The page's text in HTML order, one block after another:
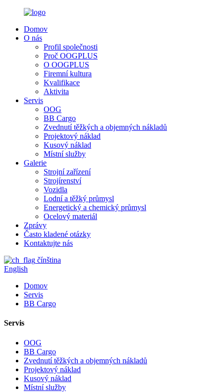
Domov
O nás
Profil společnosti
Proč OOGPLUS
O OOGPLUS
Firemní kultura
Kvalifikace
Aktivita
Servis
OOG
BB Cargo
Zvednutí těžkých a objemných nákladů
Projektový náklad
Kusový náklad
Místní služby
Galerie
Strojní zařízení
Strojírenství
Vozidla
Lodní a těžký průmysl
Energetický a chemický průmysl
Ocelový materiál
Zprávy
Často kladené otázky
Kontaktujte nás
čínština
English
Domov
Servis
BB Cargo
Servis
OOG
BB Cargo
Zvednutí těžkých a objemných nákladů
Projektový náklad
Kusový náklad
Místní služby